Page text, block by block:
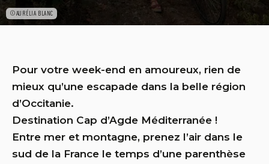
©AURÉLIA BLANC
Pour votre week-end en amoureux, rien de
mieux qu’une escapade dans la belle région
d’Occitanie.
Destination Cap d’Agde Méditerranée !
Entre mer et montagne, prenez l’air dans le
sud de la France le temps d’une parenthèse